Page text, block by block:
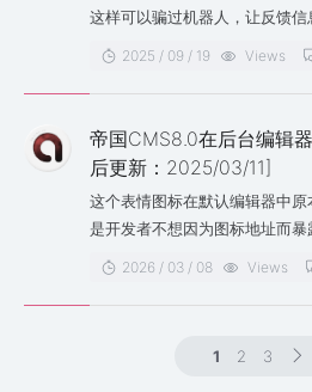
这样可以骗过机器人，让反馈
2025 / 09 / 19 Views
帝国CMS8.0在后台编辑
后更新：2025/03/11]
这个表情图标在默认编辑器中
是开发者不想因为图标地址而
事，把图标改个文件夹就可以
2026 / 03 / 08 Views
1 2 3